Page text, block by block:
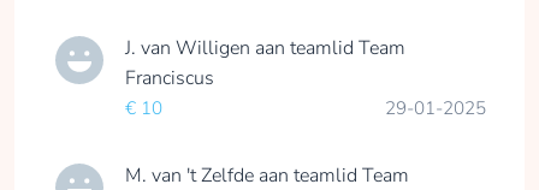
J. van Willigen aan teamlid Team
Franciscus
€ 10 29-01-2025
M. van 't Zelfde aan teamlid Team